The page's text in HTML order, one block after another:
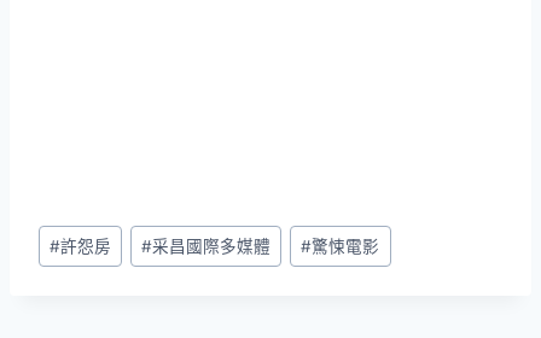
Post
Tags:
#許怨房 #采昌國際多媒體 #驚悚電影